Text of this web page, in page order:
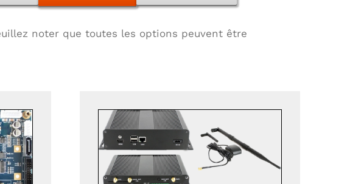
noter que toutes les options peuvent être